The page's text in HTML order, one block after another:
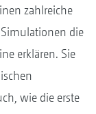
zahlreiche
die
erklären. Sie
wie die erste